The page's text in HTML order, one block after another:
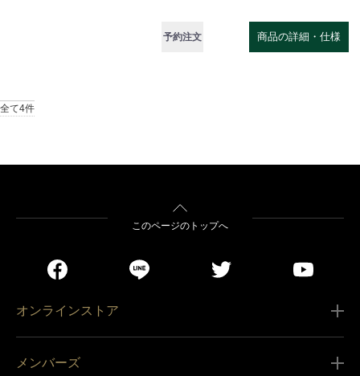
予約注文 商品の詳細・仕様
全て4件
このページのトップへ
オンラインストア
メンバーズ